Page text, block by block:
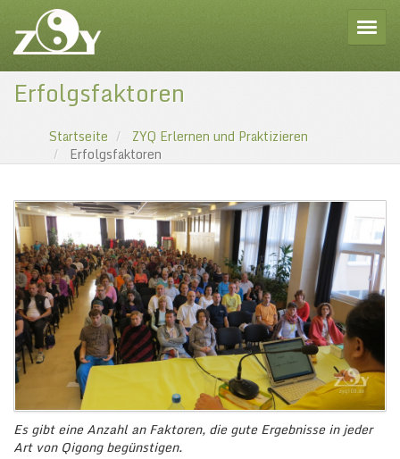
Erfolgsfaktoren
Startseite
ZYQ Erlernen und Praktizieren
Erfolgsfaktoren
Es gibt eine Anzahl an Faktoren, die gute Ergebnisse in jeder
Art von Qigong begünstigen.